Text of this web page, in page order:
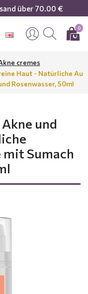
über 70.00 €
0
cremes
Haut - Natürliche Au
Rosenwasser, 50ml
und
mit Sumach